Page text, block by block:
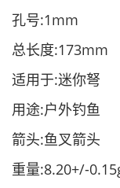
孔号:1mm
总长度:173mm
适用于:迷你弩
用途:户外钓鱼
箭头:鱼叉箭头
重量:8.20+/-